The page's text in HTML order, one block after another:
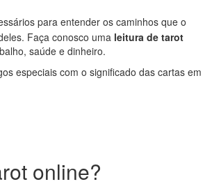
para entender os caminhos que o
Faça conosco uma leitura de tarot
saúde e dinheiro.
especiais com o significado das cartas em
online?